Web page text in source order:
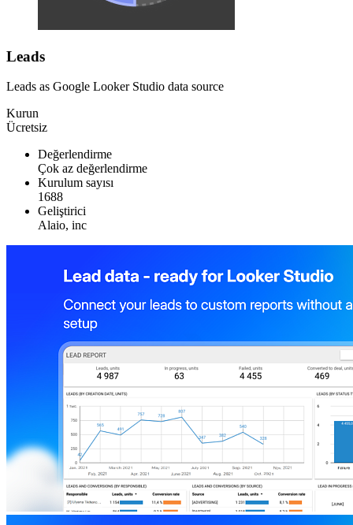
Leads
Leads as Google Looker Studio data source
Kurun
Ücretsiz
Değerlendirme
Çok az değerlendirme
Kurulum sayısı
1688
Geliştirici
Alaio, inc